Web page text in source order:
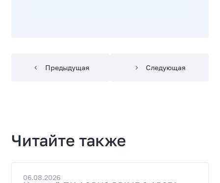
Предыдущая Следующая
Читайте также
06.08.2026